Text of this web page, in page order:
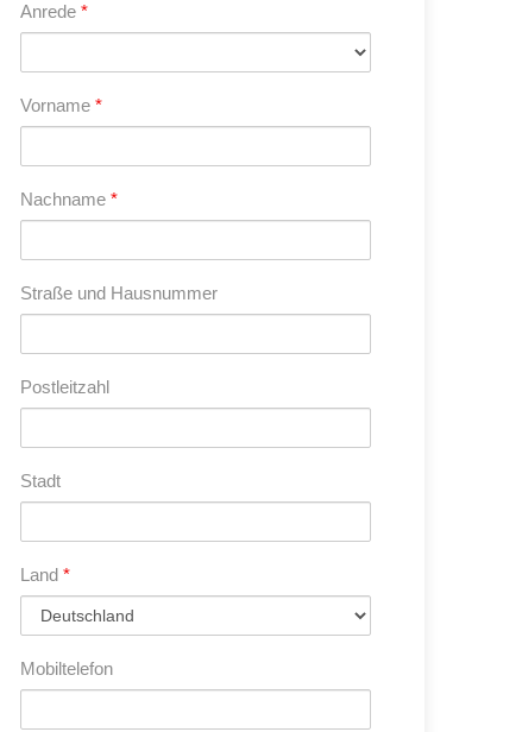
Anrede *
Vorname *
Nachname *
Straße und Hausnummer
Postleitzahl
Stadt
Land *
Mobiltelefon